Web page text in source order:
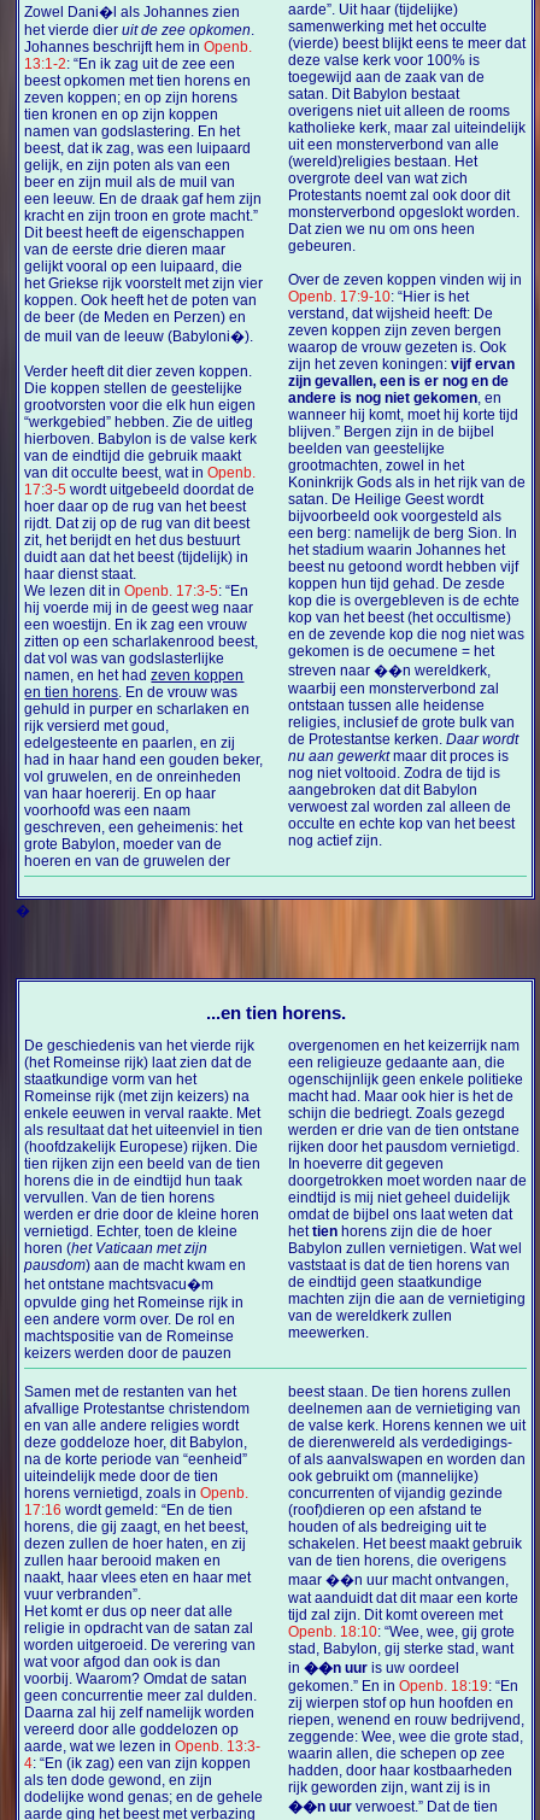
Zowel Dani�l als Johannes zien
het vierde dieruit de zee opkomen.
Johannes beschrijft hem inOpenb.
13:1-2: “En ik zag uit de zee een
beest opkomen met tien horens en
zeven koppen; en op zijn horens
tien kronen en op zijn koppen
namen van godslastering. En het
beest, dat ik zag, was een luipaard
gelijk, en zijn poten als van een
beer en zijn muil als de muil van
een leeuw. En de draak gaf hem zijn
kracht en zijn troon en grote macht.”
Dit beest heeft de eigenschappen
van de eerste drie dieren maar
gelijkt vooral op een luipaard, die
het Griekse rijk voorstelt met zijn vier
koppen. Ook heeft het de poten van
de beer (de Meden en Perzen) en
de muil van de leeuw (Babyloni�).
Verder heeft dit dier zeven koppen.
Die koppen stellen de geestelijke
grootvorsten voor die elk hun eigen
“werkgebied” hebben. Zie de uitleg
hierboven. Babylon is de valse kerk
van de eindtijd die gebruik maakt
van dit occulte beest, wat inOpenb.
17:3-5 wordt uitgebeeld doordat de
hoer daar op de rug van het beest
rijdt. Dat zij op de rug van dit beest
zit, het berijdt en het dus bestuurt
duidt aan dat het beest (tijdelijk) in
haar dienst staat.
We lezen dit inOpenb. 17:3-5: “En
hij voerde mij in de geest weg naar
een woestijn. En ik zag een vrouw
zitten op een scharlakenrood beest,
dat vol was van godslasterlijke
namen, en het hadzeven koppen
en tien horens. En de vrouw was
gehuld in purper en scharlaken en
rijk versierd met goud,
edelgesteente en paarlen, en zij
had in haar hand een gouden beker,
vol gruwelen, en de onreinheden
van haar hoererij. En op haar
voorhoofd was een naam
geschreven, een geheimenis: het
grote Babylon, moeder van de
hoeren en van de gruwelen der
aarde”. Uit haar (tijdelijke)
samenwerking met het occulte
(vierde) beest blijkt eens te meer dat
deze valse kerk voor 100% is
toegewijd aan de zaak van de
satan. Dit Babylon bestaat
overigens niet uit alleen de rooms
katholieke kerk, maar zal uiteindelijk
uit een monsterverbond van alle
(wereld)religies bestaan. Het
overgrote deel van wat zich
Protestants noemt zal ook door dit
monsterverbond opgeslokt worden.
Dat zien we nu om ons heen
gebeuren.
Over de zeven koppen vinden wij in
Openb. 17:9-10: “Hier is het
verstand, dat wijsheid heeft: De
zeven koppen zijn zeven bergen
waarop de vrouw gezeten is. Ook
zijn het zeven koningen: vijf ervan
zijn gevallen, een is er nog en de
andere is nog niet gekomen, en
wanneer hij komt, moet hij korte tijd
blijven.”Bergen zijn in de bijbel
beelden van geestelijke
grootmachten, zowel in het
Koninkrijk Gods als in het rijk van de
satan. De Heilige Geest wordt
bijvoorbeeld ook voorgesteld als
een berg: namelijk de berg Sion. In
het stadium waarin Johannes het
beest nu getoond wordt hebben vijf
koppen hun tijd gehad. De zesde
kop die is overgebleven is de echte
kop van het beest (het occultisme)
en de zevende kop die nog niet was
gekomen is de oecumene = het
streven naar ��n wereldkerk,
waarbij een monsterverbond zal
ontstaan tussen alle heidense
religies, inclusief de grote bulk van
de Protestantse kerken. Daar wordt
nu aan gewerktmaar dit proces is
nog niet voltooid. Zodra de tijd is
aangebroken dat dit Babylon
verwoest zal worden zal alleen de
occulte en echte kop van het beest
nog actief zijn.
�
...en tien horens.
De geschiedenis van het vierde rijk
(het Romeinse rijk) laat zien dat de
staatkundige vorm van het
Romeinse rijk (met zijn keizers) na
enkele eeuwen in verval raakte. Met
als resultaat dat het uiteenviel in tien
(hoofdzakelijk Europese) rijken. Die
tien rijken zijn een beeld van de tien
horens die in de eindtijd hun taak
vervullen. Van de tien horens
werden er drie door de kleine horen
vernietigd. Echter, toen de kleine
horen (het Vaticaan met zijn
pausdom) aan de macht kwam en
het ontstane machtsvacu�m
opvulde ging het Romeinse rijk in
een andere vorm over. De rol en
machtspositie van de Romeinse
keizers werden door de pauzen
overgenomen en het keizerrijk nam
een religieuze gedaante aan, die
ogenschijnlijk geen enkele politieke
macht had. Maar ook hier is het de
schijn die bedriegt. Zoals gezegd
werden er drie van de tien ontstane
rijken door het pausdom vernietigd.
In hoeverre dit gegeven
doorgetrokken moet worden naar de
eindtijd is mij niet geheel duidelijk
omdat de bijbel ons laat weten dat
hettienhorens zijn die de hoer
Babylon zullen vernietigen. Wat wel
vaststaat is dat de tien horens van
de eindtijd geen staatkundige
machten zijn die aan de vernietiging
van de wereldkerk zullen
meewerken.
Samen met de restanten van het
afvallige Protestantse christendom
en van alle andere religies wordt
deze goddeloze hoer, dit Babylon,
na de korte periode van “eenheid”
uiteindelijk mede door de tien
horens vernietigd, zoals inOpenb.
17:16 wordt gemeld: “En de tien
horens, die gij zaagt, en het beest,
dezen zullen de hoer haten, en zij
zullen haar berooid maken en
naakt, haar vlees eten en haar met
vuur verbranden”.
Het komt er dus op neer dat alle
religie in opdracht van de satan zal
worden uitgeroeid. De verering van
wat voor afgod dan ook is dan
voorbij. Waarom? Omdat de satan
geen concurrentie meer zal dulden.
Daarna zal hij zelf namelijk worden
vereerd door alle goddelozen op
aarde, wat we lezen inOpenb. 13:3-
4: “En (ik zag) een van zijn koppen
als ten dode gewond, en zijn
dodelijke wond genas; en de gehele
aarde ging het beest met verbazing
beest staan. De tien horens zullen
deelnemen aan de vernietiging van
de valse kerk. Horens kennen we uit
de dierenwereld als verdedigings-
of als aanvalswapen en worden dan
ook gebruikt om (mannelijke)
concurrenten of vijandig gezinde
(roof)dieren op een afstand te
houden of als bedreiging uit te
schakelen. Het beest maakt gebruik
van de tien horens, die overigens
maar ��n uur macht ontvangen,
wat aanduidt dat dit maar een korte
tijd zal zijn. Dit komt overeen met
Openb. 18:10: “Wee, wee, gij grote
stad, Babylon, gij sterke stad, want
in ��n uuris uw oordeel
gekomen.” En in Openb. 18:19: “En
zij wierpen stof op hun hoofden en
riepen, wenend en rouw bedrijvend,
zeggende: Wee, wee die grote stad,
waarin allen, die schepen op zee
hadden, door haar kostbaarheden
rijk geworden zijn, want zij is in
��n uurverwoest.” Dat de tien